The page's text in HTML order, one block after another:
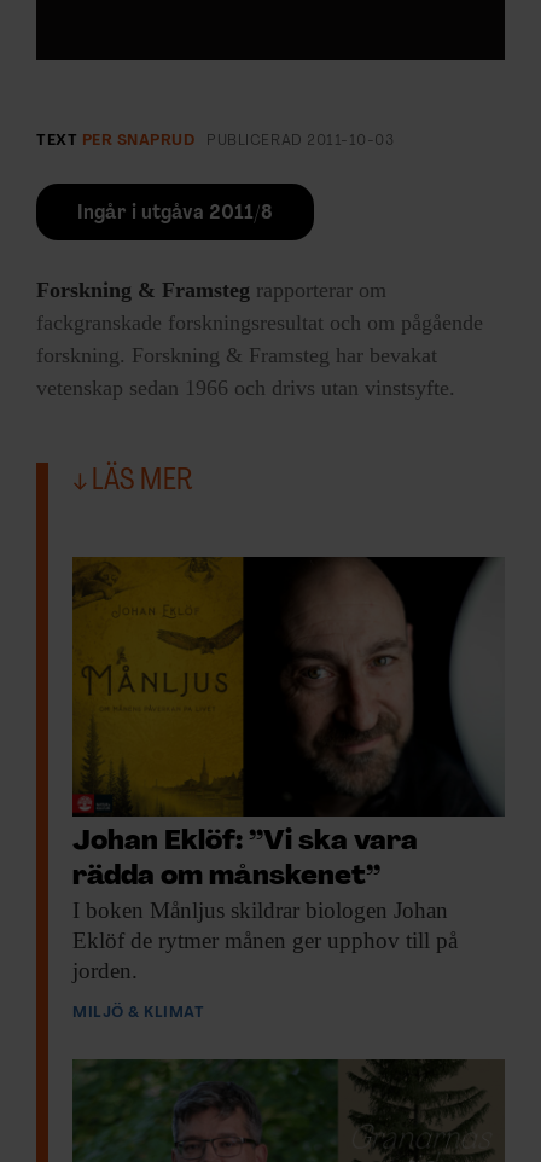
TEXT PER SNAPRUD PUBLICERAD 2011-10-03
Ingår i utgåva 2011/8
Forskning & Framsteg rapporterar om
fackgranskade forskningsresultat och om pågående
forskning. Forskning & Framsteg har bevakat
vetenskap sedan 1966 och drivs utan vinstsyfte.
LÄS MER
Johan Eklöf: ”Vi ska vara
rädda om månskenet”
I boken Månljus skildrar biologen Johan
Eklöf de rytmer månen ger upphov till på
jorden.
MILJÖ & KLIMAT